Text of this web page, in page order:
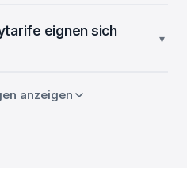
eignen sich
▾
anzeigen